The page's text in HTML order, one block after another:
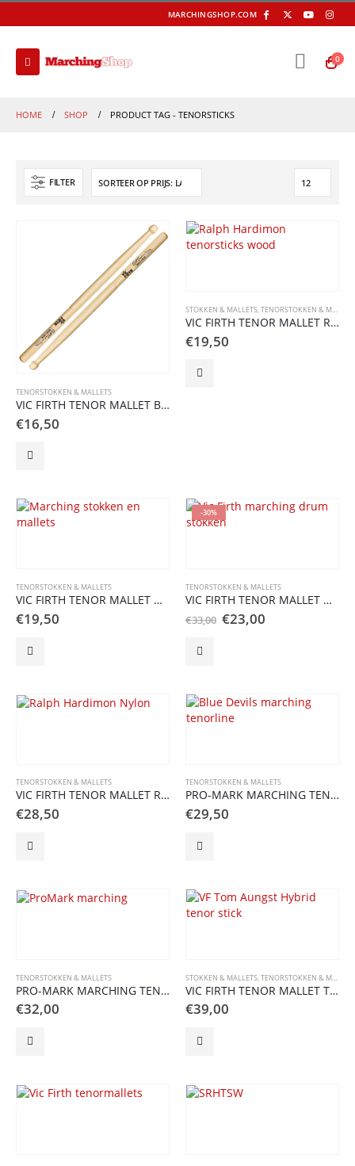
MARCHINGSHOP.COM
0
HOME SHOP PRODUCT TAG - TENORSTICKS
FILTER
TENORSTOKKEN & MALLETS
VIC FIRTH TENOR MALLET BILL BACHMAN BILLY CLUB
€16,50
STOKKEN & MALLETS,TENORSTOKKEN & MALLETS
VIC FIRTH TENOR MALLET RALPH HARDIMON
€19,50
TENORSTOKKEN & MALLETS
VIC FIRTH TENOR MALLET MTS1
€19,50
-30%
TENORSTOKKEN & MALLETS
VIC FIRTH TENOR MALLET MTT
€33,00 Oorspronkelijke
prijs
€23,00Huidige
TENORSTOKKEN & MALLETS
VIC FIRTH TENOR MALLET RALPH HARDIMON Nylon
€28,50
TENORSTOKKEN & MALLETS
PRO-MARK MARCHING TENOR STOKKEN SEAN VEGA
€29,50
TENORSTOKKEN & MALLETS
PRO-MARK MARCHING TENOR STICKS/MALLETS TS7
€32,00
STOKKEN & MALLETS,TENORSTOKKEN & MALLETS
VIC FIRTH TENOR MALLET TOM AUNGST HYBRID
€39,00